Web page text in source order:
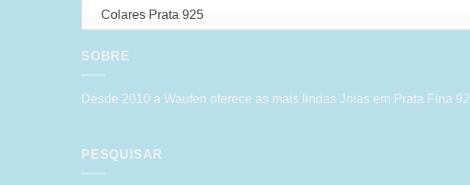
Colares Prata 925
SOBRE
Desde 2010 a Waufen oferece as mais lindas Joias em Prata Fina
PESQUISAR